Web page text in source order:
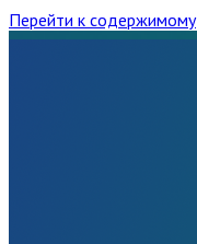
Перейти к содержимому